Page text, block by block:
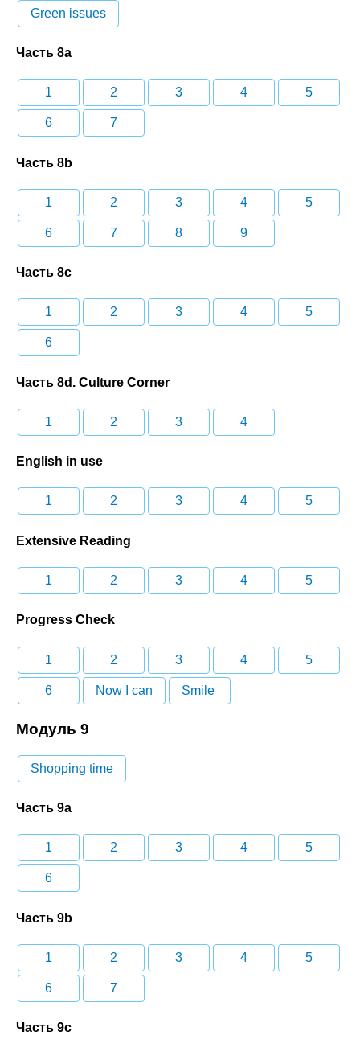
Green issues
Часть 8a
1 2 3 4 5
6 7
Часть 8b
1 2 3 4 5
6 7 8 9
Часть 8c
1 2 3 4 5
6
Часть 8d. Culture Corner
1 2 3 4
English in use
1 2 3 4 5
Extensive Reading
1 2 3 4 5
Progress Check
1 2 3 4 5
6 Now I can Smile
Модуль 9
Shopping time
Часть 9a
1 2 3 4 5
6
Часть 9b
1 2 3 4 5
6 7
Часть 9c